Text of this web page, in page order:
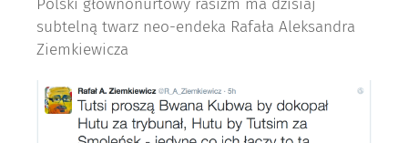
Polski głównonurtowy rasizm ma dzisiaj
subtelną twarz neo-endeka Rafała Aleksandra
Ziemkiewicza